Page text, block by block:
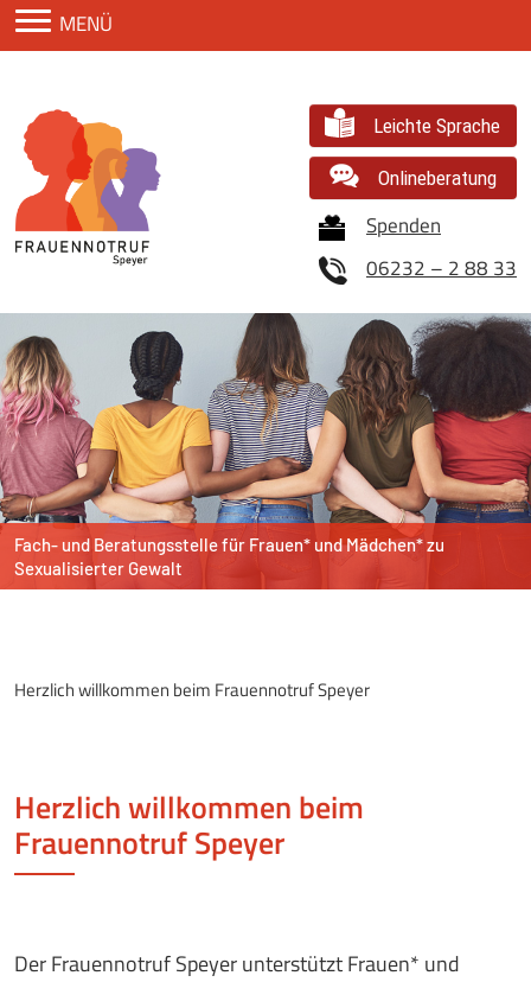
MENÜ
Leichte Sprache
Onlineberatung
Spenden
06232 – 2 88 33
Fach- und Beratungsstellefür Frauen* und Mädchen*zu
Sexualisierter Gewalt
Herzlich willkommen beim Frauennotruf Speyer
Herzlich willkommen beim
Frauennotruf Speyer
Der Frauennotruf Speyer unterstützt Frauen* und